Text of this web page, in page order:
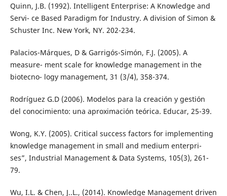
Quinn, J.B. (1992). Intelligent Enterprise: A Knowledge and
Servi- ce Based Paradigm for Industry. A division of Simon &
Schuster Inc. New York, NY. 202-234.
Palacios-Márques, D & Garrigós-Simón, F.J. (2005). A
measure- ment scale for knowledge management in the
biotecno- logy management, 31 (3/4), 358-374.
Rodríguez G.D (2006). Modelos para la creación y gestión
del conocimiento: una aproximación teórica. Educar, 25-39.
Wong, K.Y. (2005). Critical success factors for implementing
knowledge management in small and medium enterpri-
ses”, Industrial Management & Data Systems, 105(3), 261-
79.
Wu, I.L. & Chen, J..L., (2014). Knowledge Management driven